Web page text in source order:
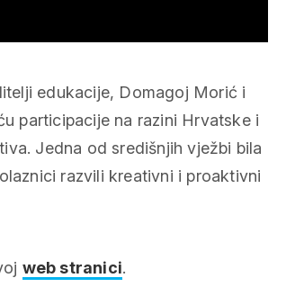
edukacije, Domagoj Morić i
participacije na razini Hrvatske i
Jedna od središnjih vježbi bila
razvili kreativni i proaktivni
web stranici.